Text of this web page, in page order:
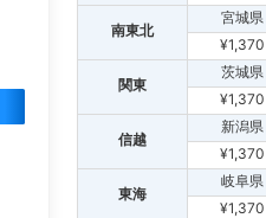
南東北
宮城県
¥1,370
関東
茨城県
¥1,370
信越
新潟県
¥1,370
東海
岐阜県
¥1,370